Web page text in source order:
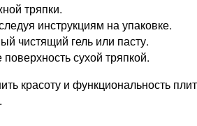
тряпки.
инструкциям на упаковке.
чистящий гель или пасту.
сухой тряпкой.
красоту и функциональность